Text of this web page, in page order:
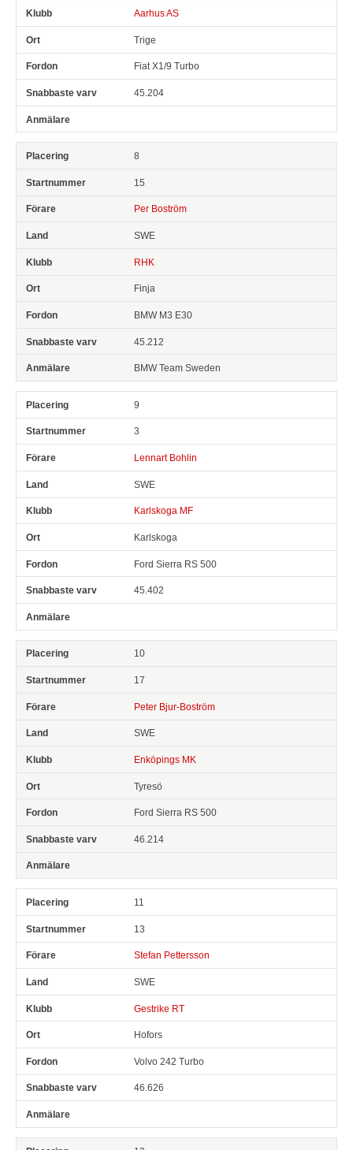
Aarhus AS
Trige
Fiat X1/9 Turbo
45.204
8
15
Per Boström
SWE
RHK
Finja
BMW M3 E30
45.212
BMW Team Sweden
9
3
Lennart Bohlin
SWE
Karlskoga MF
Karlskoga
Ford Sierra RS 500
45.402
10
17
Peter Bjur-Boström
SWE
Enköpings MK
Tyresö
Ford Sierra RS 500
46.214
11
13
Stefan Pettersson
SWE
Gestrike RT
Hofors
Volvo 242 Turbo
46.626